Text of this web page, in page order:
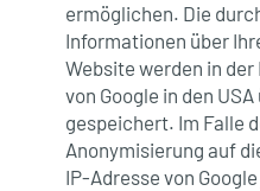
ermöglichen. Die
Informationen über
Website werden in der
von Google in den
gespeichert. Im Falle
Anonymisierung auf
IP-Adresse von